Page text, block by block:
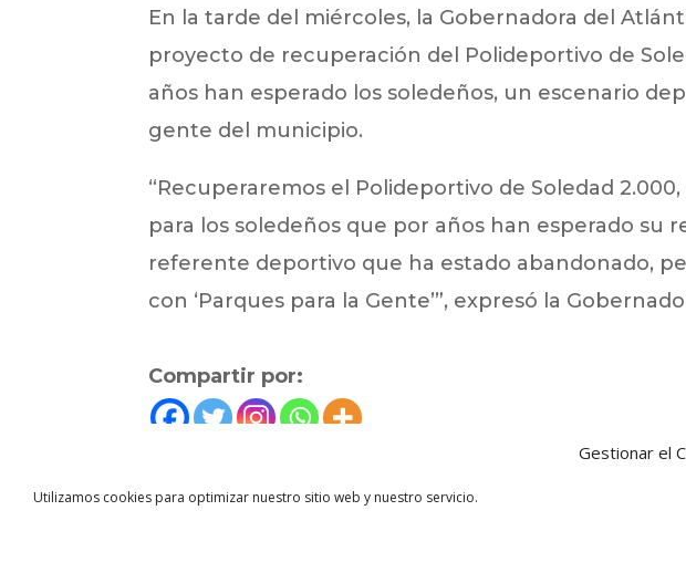
Gestionar el
Utilizamos cookies para optimizar nuestro sitio web y nuestro servicio.
En la tarde del miércoles, la Gobernadora del
proyecto de recuperación del Polideportivo de
años han esperado los soledeños, un escenario
gente del municipio.
“Recuperaremos el Polideportivo de Soledad
para los soledeños que por años han esperado su
referente deportivo que ha estado abandonado,
con ‘Parques para la Gente’”, expresó la
Compartir por: